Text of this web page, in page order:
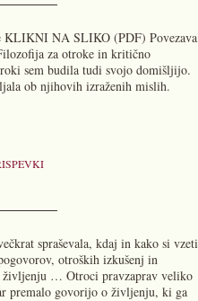
NA SLIKO (PDF) Povezava
za otroke in kritično
sem budila tudi svojo domišljijo.
ob njihovih izraženih mislih.
spraševala, kdaj in kako si vzeti
otroških izkušenj in
življenju … Otroci pravzaprav veliko
premalo govorijo o življenju, ki ga